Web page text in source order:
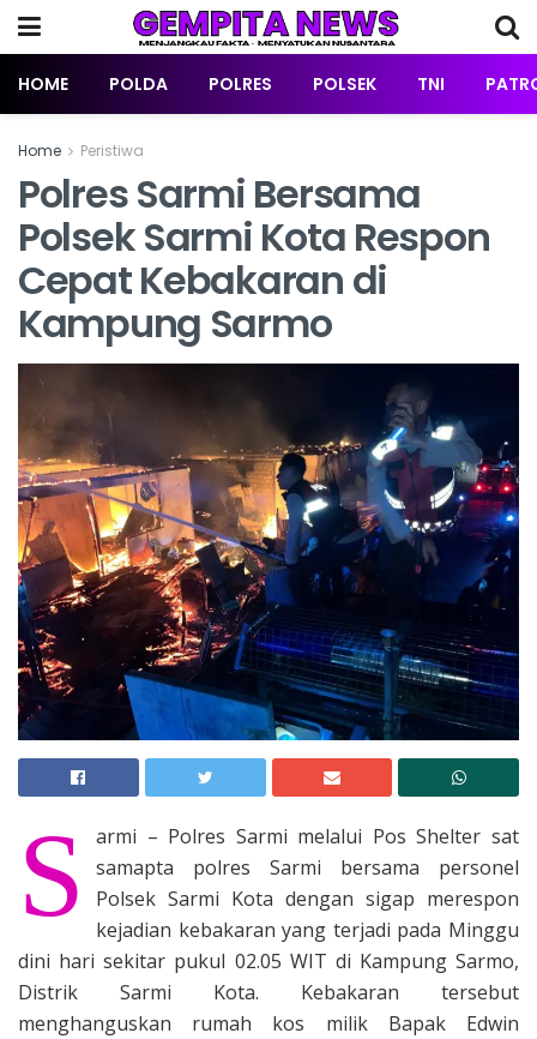
HOME POLDA POLRES POLSEK TNI
Home Peristiwa
Polres Sarmi Bersama
Polsek Sarmi Kota Respon
Cepat Kebakaran di
Kampung Sarmo
S
armi – Polres Sarmi melalui Pos Shelter sat
samapta polres Sarmi bersama personel
Polsek Sarmi Kota dengan sigap merespon
kejadian kebakaran yang terjadi pada Minggu
dini hari sekitar pukul 02.05 WIT di Kampung Sarmo,
Distrik Sarmi Kota. Kebakaran tersebut
menghanguskan rumah kos milik Bapak Edwin